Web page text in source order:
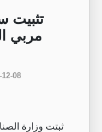
تثبيت
مربي
08
ثبتت وزارة